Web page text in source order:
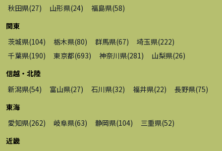
秋田県(27) 山形県(24) 福島県(58)
関東
茨城県(104) 栃木県(80) 群馬県(67) 埼玉県(222)
千葉県(190) 東京都(693) 神奈川県(281) 山梨県(26)
信越・北陸
新潟県(54) 富山県(27) 石川県(32) 福井県(22) 長野県(75)
東海
愛知県(262) 岐阜県(63) 静岡県(104) 三重県(52)
近畿